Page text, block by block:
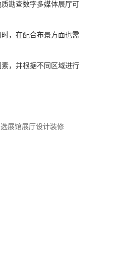
勘查数字多媒体展厅可
，在配合布景方面也需
，并根据不同区域进行
展馆展厅设计装修